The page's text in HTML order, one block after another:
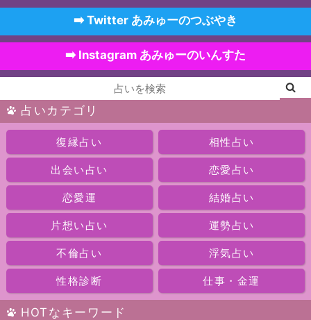
➡️ Twitter あみゅーのつぶやき
➡️ Instagram あみゅーのいんすた
占いカテゴリ
復縁占い 相性占い
出会い占い 恋愛占い
恋愛運 結婚占い
片想い占い 運勢占い
不倫占い 浮気占い
性格診断 仕事・金運
HOTなキーワード